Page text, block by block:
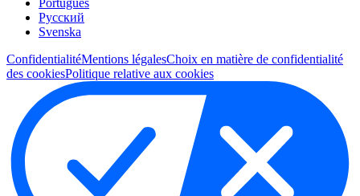
Português
Pусский
Svenska
ConfidentialitéMentions légalesChoix en matière de confidentialité
des cookiesPolitique relative aux cookies